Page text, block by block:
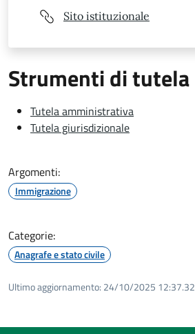
Sito istituzionale
Strumenti di tutela
Tutela amministrativa
Tutela giurisdizionale
Argomenti:
Immigrazione
Categorie:
Anagrafe e stato civile
Ultimo aggiornamento: 24/10/2025 12:37.32